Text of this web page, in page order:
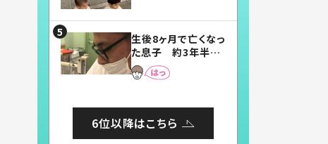
まらない」「幸せにな
れる」
生後8ヶ月で亡くなっ
た息子 約3年半
後、当時の妻の日記
に書いてあった本音
6位以降はこちら